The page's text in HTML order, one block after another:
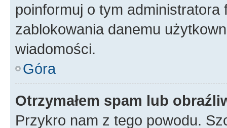
poinformuj o tym
zablokowania danemu
wiadomości.
Góra
Otrzymałem spam lub
Przykro nam z tego powodu.